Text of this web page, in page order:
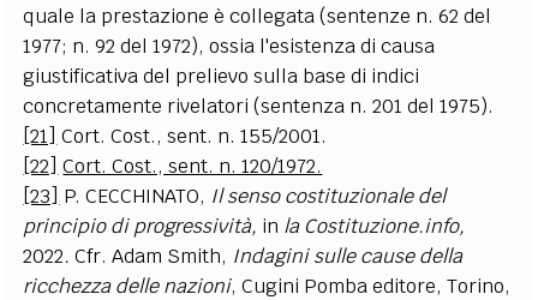
quale la prestazione è collegata (sentenze n. 62 del
1977; n. 92 del 1972), ossia l'esistenza di causa
giustificativa del prelievo sulla base di indici
concretamente rivelatori (sentenza n. 201 del 1975).
[21] Cort. Cost., sent. n. 155/2001.
[22] Cort. Cost., sent. n. 120/1972.
[23] P. CECCHINATO, Il senso costituzionale del
principio di progressività, in la Costituzione.info,
2022.Cfr. Adam Smith, Indagini sulle cause della
ricchezza delle nazioni, Cugini Pomba editore, Torino,